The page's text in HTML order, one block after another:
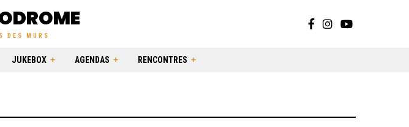
DES MURS
JUKEBOX AGENDAS RENCONTRES